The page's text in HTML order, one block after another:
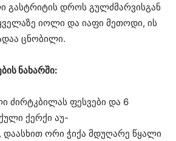
გასტრიტის დროს გულძმარვისგან
იოლი და იაფი მეთოდი, ის
ცნობილი.
ნახარში:
ძირტკბილას ფესვები და 6
ქერქი აუ-
ორი ჭიქა მდუღარე წყალი